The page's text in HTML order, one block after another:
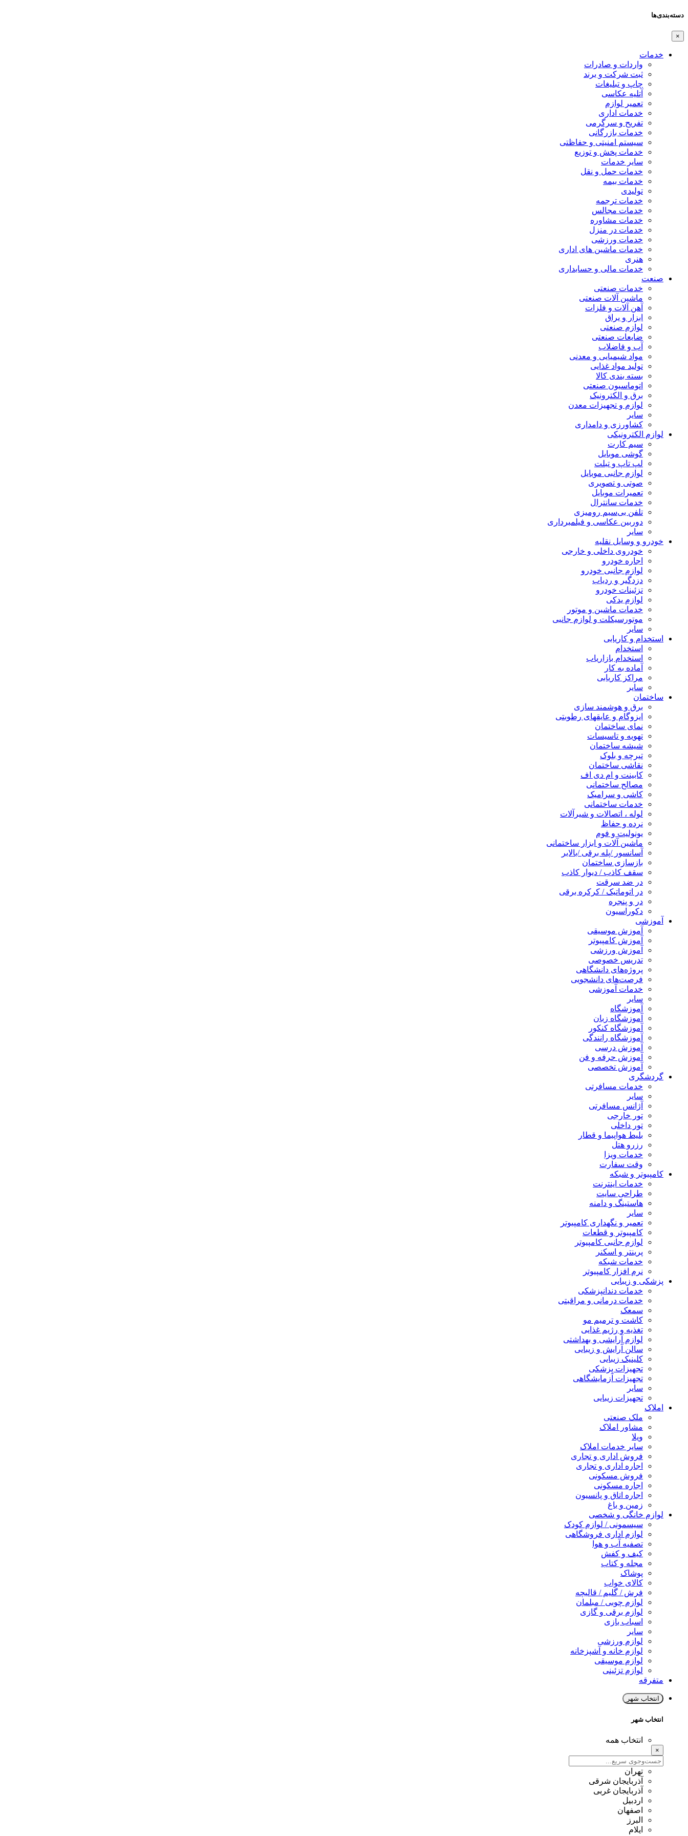
دسته‌بندی‌ها
×
خدمات
واردات و صادرات
ثبت شرکت و برند
چاپ و تبلیغات
آتلیه عکاسی
تعمیر لوازم
خدمات اداری
تفریح و سرگرمی
خدمات بازرگانی
سیستم امنیتی و حفاظتی
خدمات پخش و توزیع
سایر خدمات
خدمات حمل و نقل
خدمات بیمه
تولیدی
خدمات ترجمه
خدمات مجالس
خدمات مشاوره
خدمات در منزل
خدمات ورزشی
خدمات ماشین های اداری
هنری
خدمات مالی و حسابداری
صنعت
خدمات صنعتی
ماشین آلات صنعتی
آهن آلات و فلزات
ابزار و یراق
لوازم صنعتی
ضایعات صنعتی
آب و فاضلاب
مواد شیمیایی و معدنی
تولید مواد غذایی
بسته بندی کالا
اتوماسیون صنعتی
برق و الکترونیک
لوازم و تجهیزات معدن
سایر
کشاورزی و دامداری
لوازم الکترونیکی
سیم کارت
گوشی موبایل
لپ تاپ و تبلت
لوازم جانبی موبایل
صوتی و تصویری
تعمیرات موبایل
خدمات سانترال
تلفن بی‌سیم رومیزی
دوربین عکاسی و فیلمبرداری
سایر
خودرو و وسایل نقلیه
خودروی داخلی و خارجی
اجاره خودرو
لوازم جانبی خودرو
دزدگیر و ردیاب
تزئینات خودرو
لوازم یدکی
خدمات ماشین و موتور
موتورسیکلت و لوازم جانبی
سایر
استخدام و کاریابی
استخدام
استخدام بازاریاب
آماده به کار
مراکز کاریابی
سایر
ساختمان
برق و هوشمند سازی
ایزوگام و عایقهای رطوبتی
نمای ساختمان
تهویه و تاسیسات
شیشه ساختمان
تیرچه و بلوک
نقاشی ساختمان
کابینت و ام دی اف
مصالح ساختمانی
کاشی و سرامیک
خدمات ساختمانی
لوله ، اتصالات و شیرآلات
نرده و حفاظ
یونولیت و فوم
ماشین آلات و ابزار ساختمانی
آسانسور /پله برقی /بالابر
بازسازی ساختمان
سقف کاذب / دیوار کاذب
در ضد سرقت
در اتوماتیک / کرکره برقی
در و پنجره
دکوراسیون
آموزشی
آموزش موسیقی
آموزش کامپیوتر
آموزش ورزشی
تدریس خصوصی
پروژه‌های دانشگاهی
فرصت‌های دانشجویی
خدمات آموزشی
سایر
آموزشگاه
آموزشگاه زبان
آموزشگاه کنکور
آموزشگاه رانندگی
آموزش درسی
آموزش حرفه و فن
آموزش تخصصی
گردشگری
خدمات مسافرتی
سایر
آژانس مسافرتی
تور خارجی
تور داخلی
بلیط هواپیما و قطار
رزرو هتل
خدمات ویزا
وقت سفارت
کامپیوتر و شبکه
خدمات اینترنت
طراحی سایت
هاستینگ و دامنه
سایر
تعمیر و نگهداری کامپیوتر
کامپیوتر و قطعات
لوازم جانبی کامپیوتر
پرینتر و اسکنر
خدمات شبکه
نرم افزار کامپیوتر
پزشکی و زیبایی
خدمات دندانپزشکی
خدمات درمانی و مراقبتی
سمعک
کاشت و ترمیم مو
تغذیه و رژیم غذایی
لوازم آرایشی و بهداشتی
سالن آرایش و زیبایی
کلینیک زیبایی
تجهیزات پزشکی
تجهیزات آزمایشگاهی
سایر
تجهیزات زیبایی
املاک
ملک صنعتی
مشاور املاک
ویلا
سایر خدمات املاک
فروش اداری و تجاری
اجاره اداری و تجاری
فروش مسکونی
اجاره مسکونی
اجاره اتاق و پانسیون
زمین و باغ
لوازم خانگی و شخصی
سیسمونی / لوازم کودک
لوازم اداری فروشگاهی
تصفیه آب و هوا
کیف و کفش
مجله و کتاب
پوشاک
کالای خواب
فرش / گلیم / قالیچه
لوازم چوبی / مبلمان
لوازم برقی و گازی
اسباب بازی
سایر
لوازم ورزشی
لوازم خانه و آشپزخانه
لوازم موسیقی
لوازم تزئینی
متفرقه
انتخاب شهر
انتخاب شهر
انتخاب همه
×
تهران
آذربایجان شرقی
آذربایجان غربی
اردبیل
اصفهان
البرز
ایلام